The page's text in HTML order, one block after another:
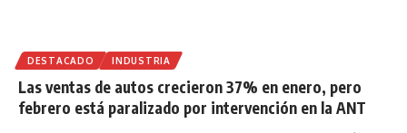
DESTACADO INDUSTRIA
Las ventas de autos crecieron 37% en enero, pero
febrero está paralizado por intervención en la ANT